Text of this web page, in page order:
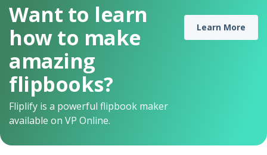
Want to learn
how to make
amazing
flipbooks?
Fliplify is a powerful flipbook maker
available on VP Online.
Learn More